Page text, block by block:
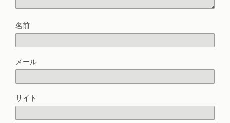
名前
メール
サイト